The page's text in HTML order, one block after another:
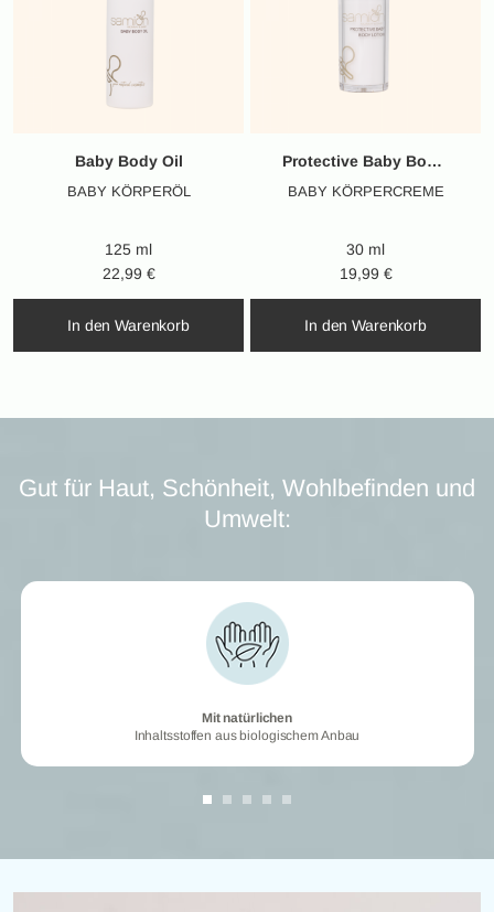
Baby Body Oil
BABY KÖRPERÖL
125 ml
22,99 €
In den Warenkorb
Protective Baby Body Lotion
BABY KÖRPERCREME
30 ml
19,99 €
In den Warenkorb
Gut für Haut, Schönheit, Wohlbefinden und
Umwelt:
Mit natürlichen
Inhaltsstoffen aus biologischem Anbau
Mit natürlichen
Inhaltsstoffen aus biologischem Anbau